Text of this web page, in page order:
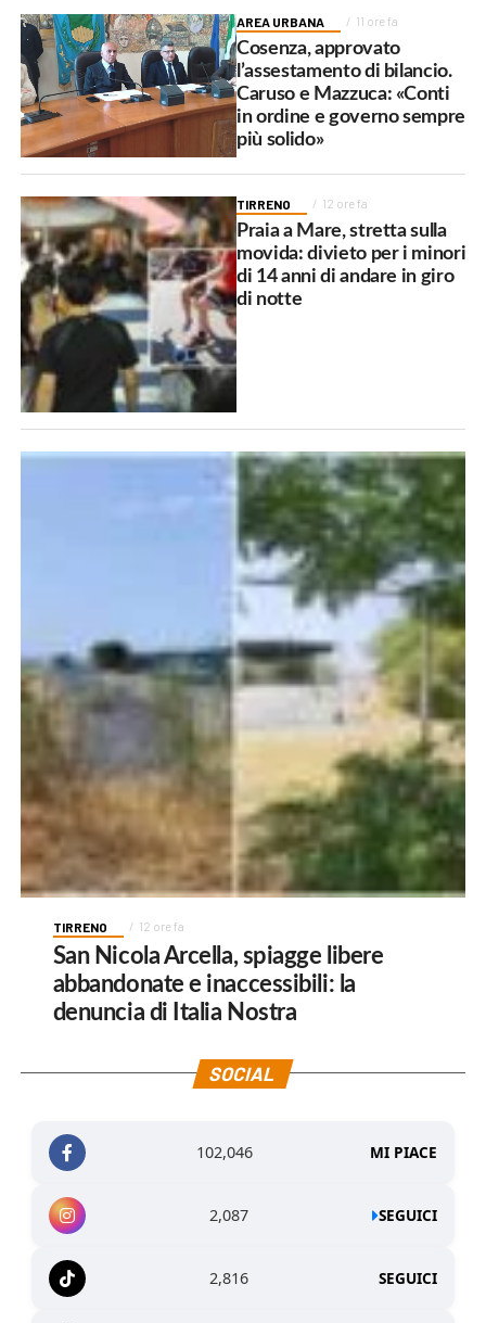
AREA URBANA 11 ore fa
Cosenza, approvato
l’assestamento di bilancio.
Caruso e Mazzuca: «Conti
in ordine e governo sempre
più solido»
TIRRENO 12 ore fa
Praia a Mare, stretta sulla
movida: divieto per i minori
di 14 anni di andare in giro
di notte
TIRRENO 12 ore fa
San Nicola Arcella, spiagge libere
abbandonate e inaccessibili: la
denuncia di Italia Nostra
SOCIAL
102,046 MI PIACE
2,087 SEGUICI
2,816 SEGUICI